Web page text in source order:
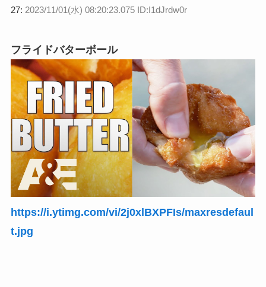
27: 2023/11/01(水) 08:20:23.075 ID:I1dJrdw0r
フライドバターボール
https://i.ytimg.com/vi/2j0xlBXPFIs/maxresdefaul
t.jpg